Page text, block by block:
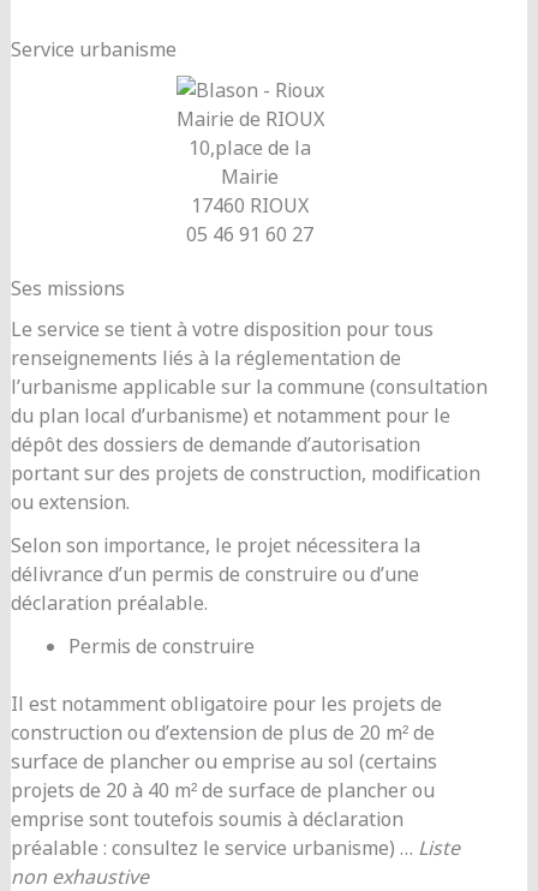
Service urbanisme
Mairie de RIOUX
10,place de la
Mairie
17460 RIOUX
05 46 91 60 27
Ses missions
Le service se tient à votre disposition pour tous
renseignements liés à la réglementation de
l’urbanisme applicable sur la commune (consultation
du plan local d’urbanisme) et notamment pour le
dépôt des dossiers de demande d’autorisation
portant sur des projets de construction, modification
ou extension.
Selon son importance, le projet nécessitera la
délivrance d’un permis de construire ou d’une
déclaration préalable.
Permis de construire
Il est notamment obligatoire pour les projets de
construction ou d’extension de plus de 20 m² de
surface de plancher ou emprise au sol (certains
projets de 20 à 40 m² de surface de plancher ou
emprise sont toutefois soumis à déclaration
préalable : consultez le service urbanisme) … Liste
non exhaustive